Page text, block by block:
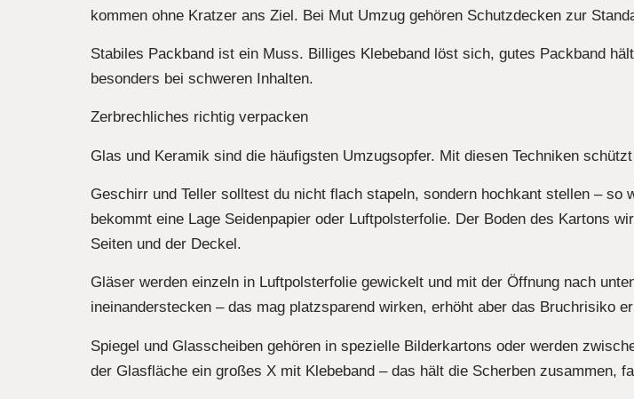
kommen ohne Kratzer ans Ziel. Bei Mut Umzug gehören Schutzdecken zur
Stabiles Packband ist ein Muss. Billiges Klebeband löst sich, gutes Packband
besonders bei schweren Inhalten.
Zerbrechliches richtig verpacken
Glas und Keramik sind die häufigsten Umzugsopfer. Mit diesen Techniken
Geschirr und Teller solltest du nicht flach stapeln, sondern hochkant stellen – so
bekommt eine Lage Seidenpapier oder Luftpolsterfolie. Der Boden des Kartons
Seiten und der Deckel.
Gläser werden einzeln in Luftpolsterfolie gewickelt und mit der Öffnung nach
ineinanderstecken – das mag platzsparend wirken, erhöht aber das Bruchrisiko
Spiegel und Glasscheiben gehören in spezielle Bilderkartons oder werden
der Glasfläche ein großes X mit Klebeband – das hält die Scherben zusammen,